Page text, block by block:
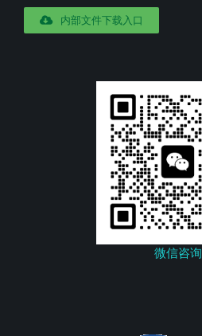
内部文件下载入口
微信咨询